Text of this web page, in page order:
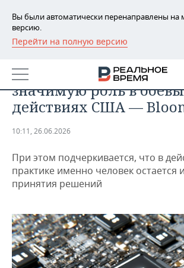
Вы были автоматически перенаправлены
версию.
Перейти на полную версию
РЕГИОНЫ
БАШКОРТОСТАН
ТАТАРСТАН
НОВОСТИ
АНАЛИТИКА
ДЕКЛАРАЦИИ О ДОХОДАХ
КОРОЛИ ГОСЗАКАЗА ПФО
КОМУ ПРИНАДЛЕЖАТ
ТОРГОВЫЕ ЦЕНТРЫ
ТАТАРСТАНА
НОВОСТИ ЭКОНОМИКИ
ФИНАНСЫ
БЮДЖЕТ
ИНВЕСТИЦИИ
ПРОМЫШЛЕННОСТЬ
НОВОСТИ
ПРОМЫШЛЕННОСТИ
АГРОПРОМ
МАШИНОСТРОЕНИЕ
НЕДВИЖИМОСТЬ
НОВОСТИ АВТО
БИЗНЕС
НОВОСТИ БИЗНЕСА
ТЕХНОЛОГИИ
ИИ может получить
значимую роль в
действиях США —
10:11, 26.06.2026
При этом подчеркивается, что в
практике именно человек остается
принятия решений